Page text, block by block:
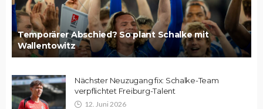
Temporärer Abschied? So plant Schalke mit
Wallentowitz
Nächster Neuzugang fix: Schalke-Team
verpflichtet Freiburg-Talent
12. Juni 2026